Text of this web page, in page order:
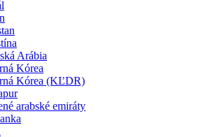
Arábia
Kórea
Kórea (KĽDR)
arabské emiráty